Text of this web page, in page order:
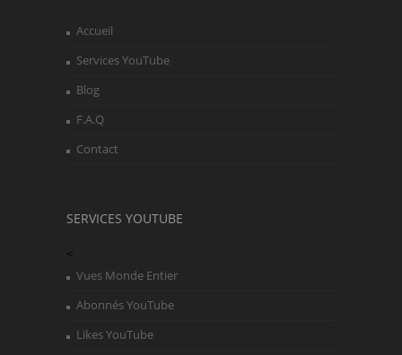
Accueil
Services YouTube
Blog
F.A.Q
Contact
SERVICES YOUTUBE
<
Vues Monde Entier
Abonnés YouTube
Likes YouTube